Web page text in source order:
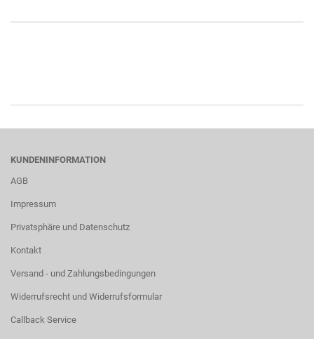
KUNDENINFORMATION
AGB
Impressum
Privatsphäre und Datenschutz
Kontakt
Versand - und Zahlungsbedingungen
Widerrufsrecht und Widerrufsformular
Callback Service